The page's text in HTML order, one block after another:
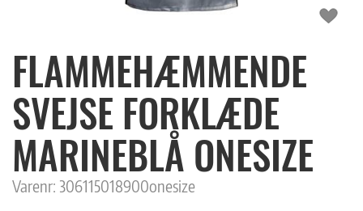
FLAMMEHÆMMENDE
SVEJSE FORKLÆDE
MARINEBLÅ ONESIZE
Varenr: 306115018900onesize